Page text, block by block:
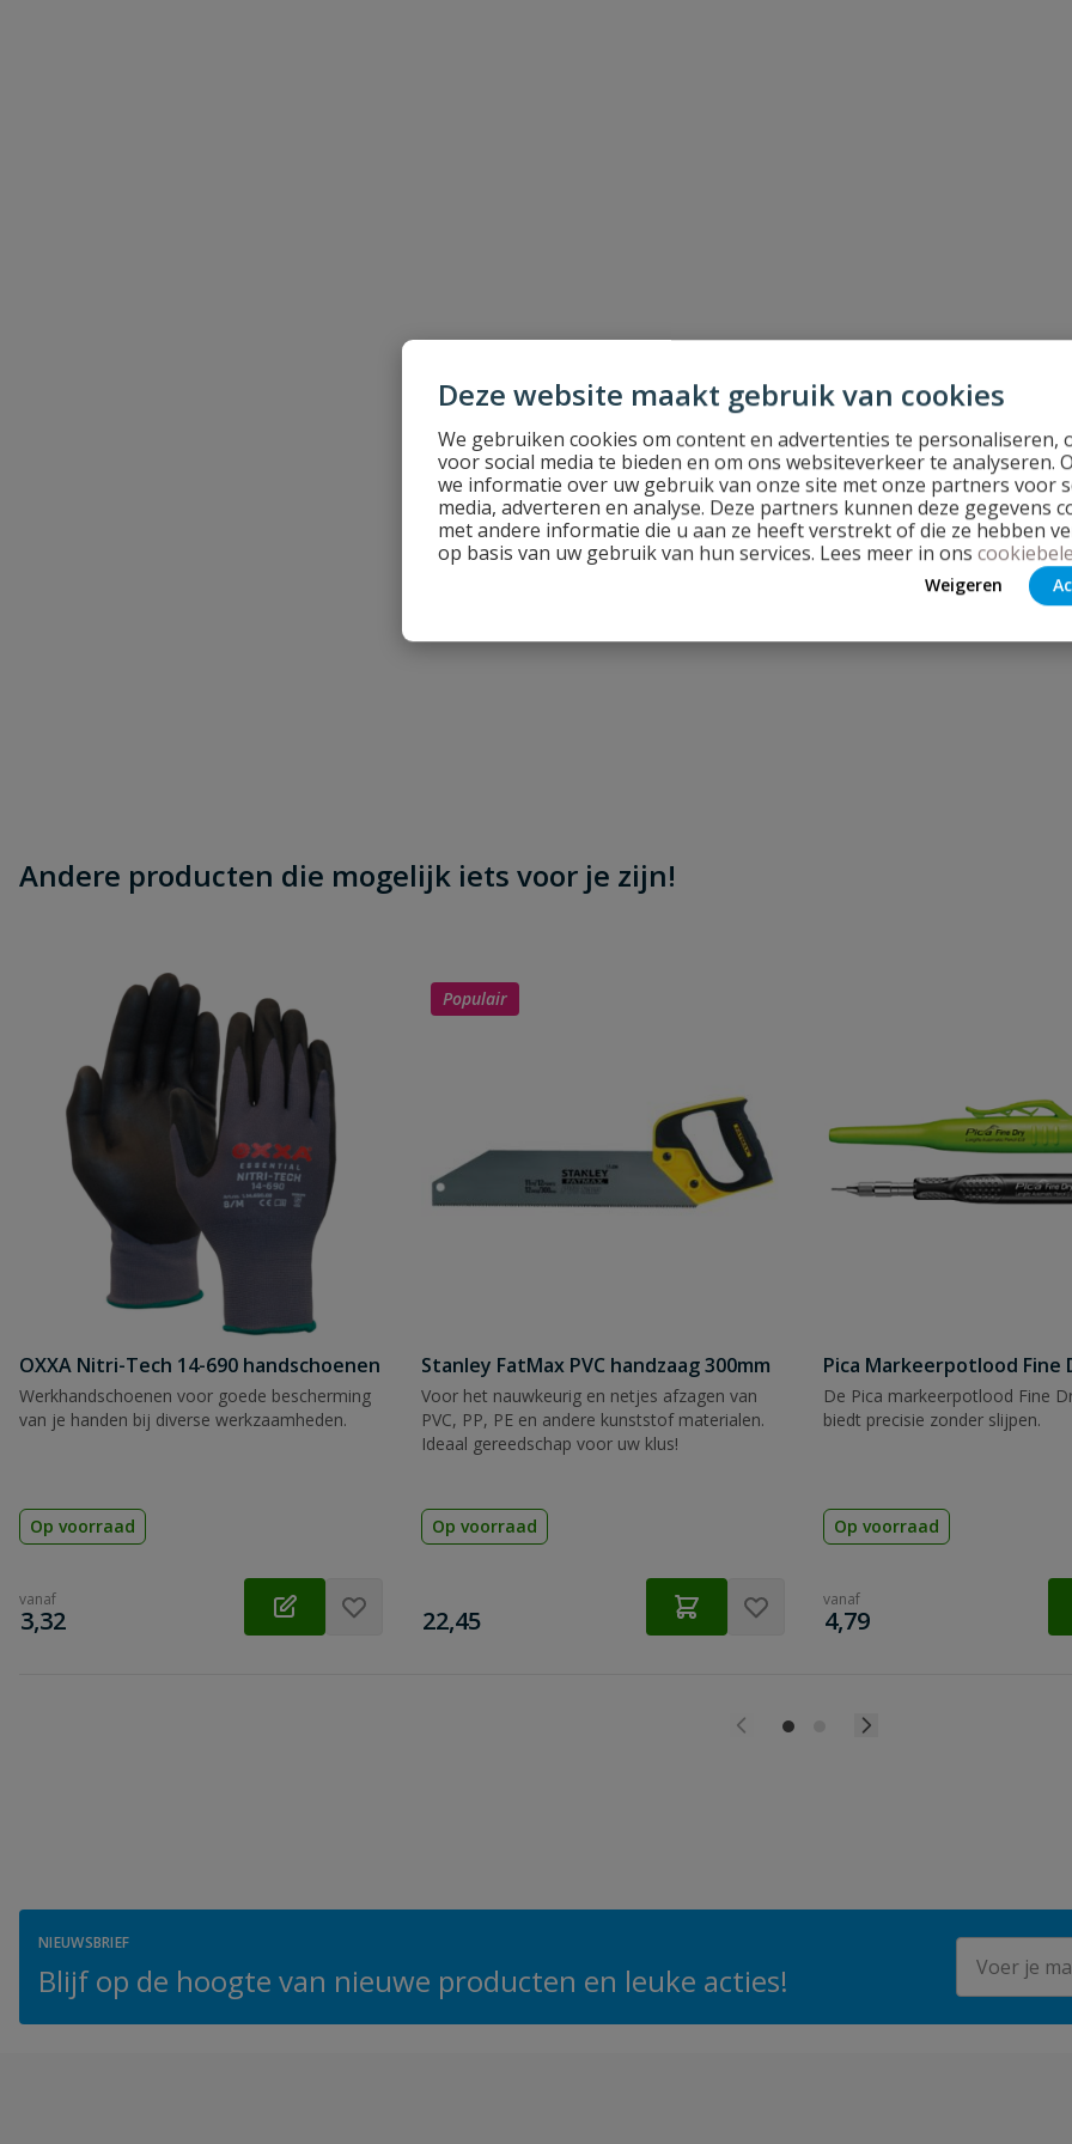
Deze website maakt gebruik van cookies
We gebruiken cookies om content en advertenties te personaliseren,
voor social media te bieden en om ons websiteverkeer te analyseren.
we informatie over uw gebruik van onze site met onze partners voor
media, adverteren en analyse. Deze partners kunnen deze gegevens
met andere informatie die u aan ze heeft verstrekt of die ze hebben
op basis van uw gebruik van hun services. Lees meer in ons
Weigeren
Andere producten die mogelijk iets voor je zijn!
OXXA Nitri-Tech 14-690 handschoenen
Werkhandschoenen voor goede bescherming
van je handen bij diverse werkzaamheden.
Op voorraad
vanaf
€
3,32
Populair
Stanley FatMax PVC handzaag 300mm
Voor het nauwkeurig en netjes afzagen van
PVC, PP, PE en andere kunststof materialen.
Ideaal gereedschap voor uw klus!
Op voorraad
€
22,45
Pica Markeerpotlood Fine
De Pica markeerpotlood Fine
biedt precisie zonder slijpen.
Op voorraad
vanaf
€
4,79
NIEUWSBRIEF
Blijf op de hoogte van nieuwe producten en leuke acties!